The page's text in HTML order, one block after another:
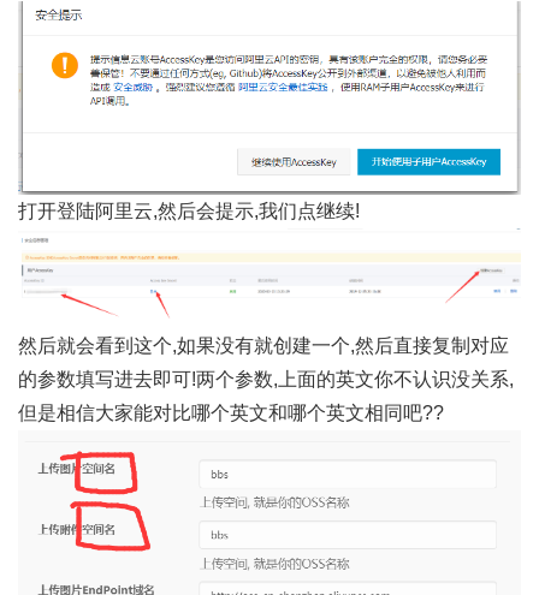
打开登陆阿里云,然后会提示,我们点继续!
然后就会看到这个,如果没有就创建一个,然后直接复制对应
的参数填写进去即可!两个参数,上面的英文你不认识没关系,
但是相信大家能对比哪个英文和哪个英文相同吧??